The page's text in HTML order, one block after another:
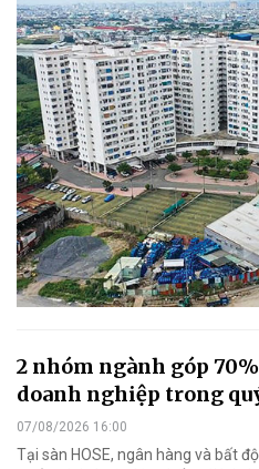
2 nhóm ngành góp
doanh nghiệp trong
07/08/2026 16:00
Tại sàn HOSE, ngân hàng và bất